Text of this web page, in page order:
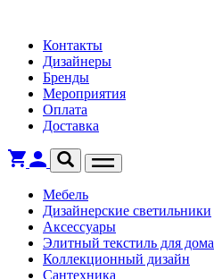
Контакты
Дизайнеры
Бренды
Мероприятия
Оплата
Доставка
Мебель
Дизайнерские светильники
Аксессуары
Элитный текстиль для дома
Коллекционный дизайн
Сантехника